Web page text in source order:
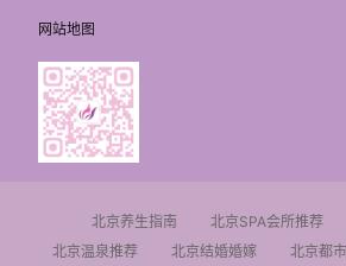
网站地图
北京养生指南 北京SPA会所推荐
北京温泉推荐
北京结婚婚嫁 北京都